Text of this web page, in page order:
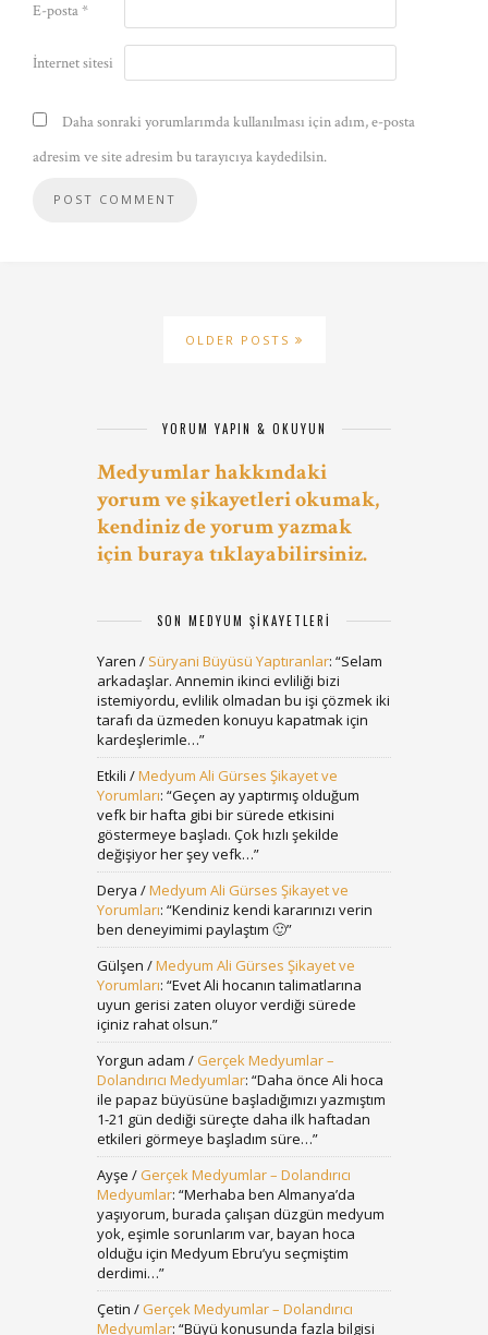
E-posta*
İnternet sitesi
Daha sonraki yorumlarımda kullanılması için adım, e-posta
adresim ve site adresim bu tarayıcıya kaydedilsin.
OLDER POSTS
YORUM YAPIN & OKUYUN
Medyumlar hakkındaki
yorum ve şikayetleri okumak,
kendiniz de yorum yazmak
için buraya tıklayabilirsiniz.
SON MEDYUM ŞIKAYETLERI
Yaren / Süryani Büyüsü Yaptıranlar: “Selam
arkadaşlar. Annemin ikinci evliliği bizi
istemiyordu, evlilik olmadan bu işi çözmek iki
tarafı da üzmeden konuyu kapatmak için
kardeşlerimle…”
Etkili /Medyum Ali Gürses Şikayet ve
Yorumları: “Geçen ay yaptırmış olduğum
vefk bir hafta gibi bir sürede etkisini
göstermeye başladı. Çok hızlı şekilde
değişiyor her şey vefk…”
Derya /Medyum Ali Gürses Şikayet ve
Yorumları: “Kendiniz kendi kararınızı verin
ben deneyimimi paylaştım 🙂”
Gülşen /Medyum Ali Gürses Şikayet ve
Yorumları: “Evet Ali hocanın talimatlarına
uyun gerisi zaten oluyor verdiği sürede
içiniz rahat olsun.”
Yorgun adam / Gerçek Medyumlar –
Dolandırıcı Medyumlar: “Daha önce Ali hoca
ile papaz büyüsüne başladığımızı yazmıştım
1-21 gün dediği süreçte daha ilk haftadan
etkileri görmeye başladım süre…”
Ayşe / Gerçek Medyumlar – Dolandırıcı
Medyumlar: “Merhaba ben Almanya’da
yaşıyorum, burada çalışan düzgün medyum
yok, eşimle sorunlarım var, bayan hoca
olduğu için Medyum Ebru’yu seçmiştim
derdimi…”
Çetin / Gerçek Medyumlar – Dolandırıcı
Medyumlar: “Büyü konusunda fazla bilgisi